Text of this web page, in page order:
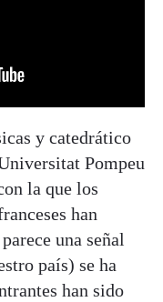
y catedrático
Pompeu
la que los
han
una señal
país) se ha
han sido